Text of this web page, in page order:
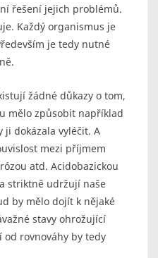
řešení jejich problémů.
Každý organismus je
je tedy nutné
žádné důkazy o tom,
mělo způsobit například
ji dokázala vyléčit. A
mezi příjmem
atd. Acidobazickou
striktně udržují naše
by mělo dojít k nějaké
stavy ohrožující
od rovnováhy by tedy